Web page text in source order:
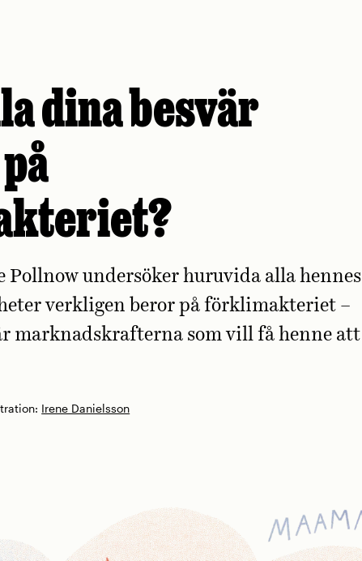
dina besvär
Irene Danielsson
Pollnow undersöker huruvida alla hennes
verkligen beror på förklimakteriet –
marknads­krafterna som vill få henne att